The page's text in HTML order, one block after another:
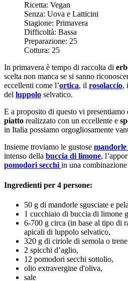
Ricetta: Vegan
Senza: Uova e Latticini
Stagione: Primavera
Difficoltà: Bassa
Preparazione: 25
Cottura: 25
In primavera è tempo di raccolta di
scelta non manca se si sanno
eccellenti come l’ortica, il rosolaccio,
del luppolo selvatico.
E a proposito di questo vi presentiamo
piatto realizzato con un eccellente e
in Italia possiamo orgogliosamente
Insieme troviamo le gustose mandorle
intenso della buccia di limone,
pomodori secchi in una
Ingredienti per 4 persone:
50 g di mandorle sgusciate e
1 cucchiaio di buccia di limone
6-700 g circa (in base al tipo di
apicali di luppolo selvatico,
320 g di ciriole di semola o
2 spicchi d’aglio,
12 pomodori secchi sottolio,
olio extravergine d'oliva,
sale